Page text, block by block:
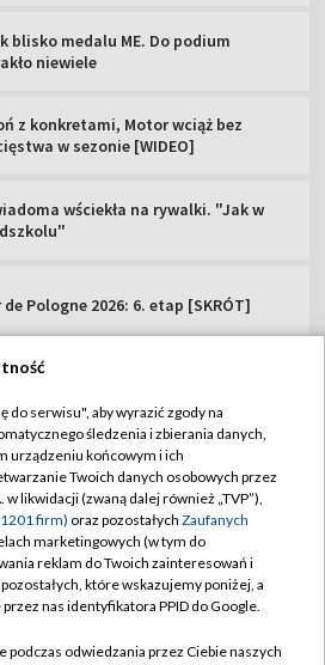
blisko medalu ME. Do podium
niewiele
z konkretami, Motor wciąż bez
w sezonie [WIDEO]
wściekła na rywalki. "Jak w
de Pologne 2026: 6. etap [SKRÓT]
TVP
Abonament TVP
Sklep TVP
Biuro Reklamy
Handlowa
Regulamin TVP
prywatności
Moje zgody
Biuro reklamy
do serwisu", aby wyrazić zgody na
śledzenia i zbierania danych,
urządzeniu końcowym i ich
Twoich danych osobowych przez
w likwidacji (zwaną dalej również „TVP”),
firm) oraz pozostałych Zaufanych
marketingowych (w tym do
reklam do Twoich zainteresowań i
które wskazujemy poniżej, a
nas identyfikatora PPID do Google.
podczas odwiedzania przez Ciebie naszych